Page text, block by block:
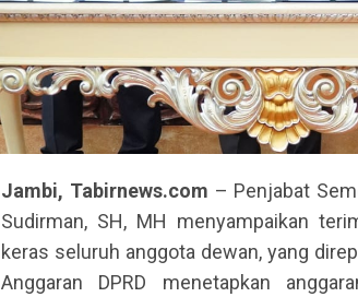
Jambi, Tabirnews.com – Penjabat
Sudirman, SH, MH menyampaikan
keras seluruh anggota dewan, yang
Anggaran DPRD menetapkan